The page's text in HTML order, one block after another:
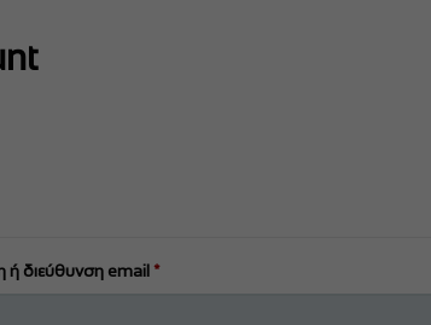
διεύθυνση email*Απαιτείται